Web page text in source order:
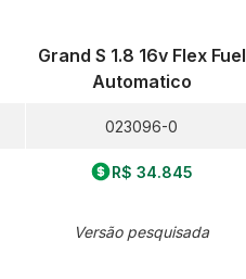
Grand S 1.8 16v Flex Fuel
Automatico
023096-0
R$ 34.845
Versão pesquisada